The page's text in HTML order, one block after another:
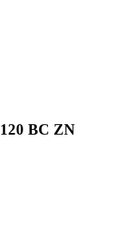
BC ZN